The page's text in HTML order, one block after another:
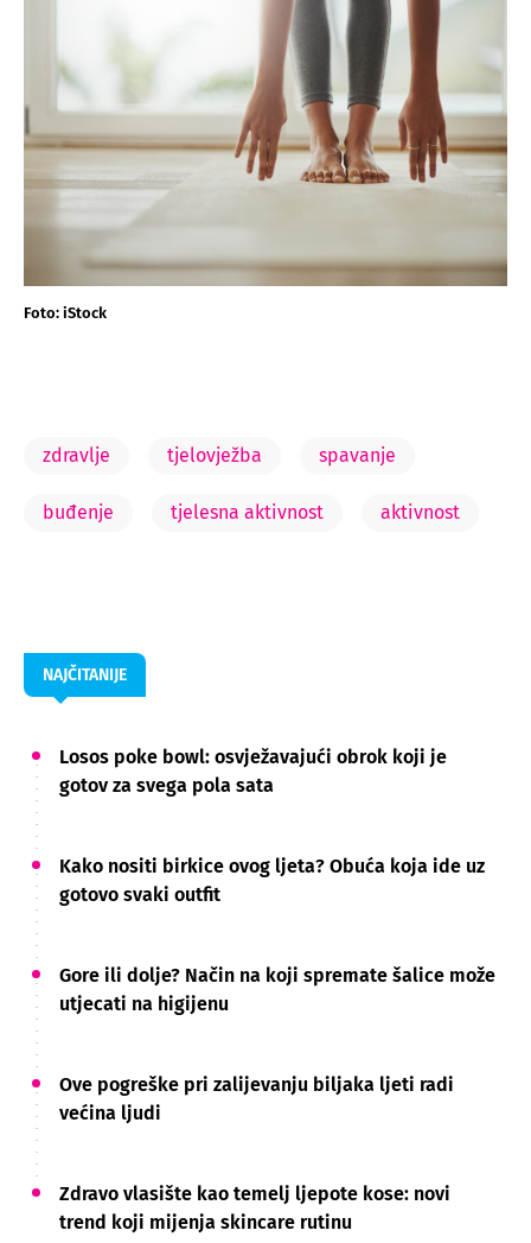
Foto: iStock
zdravlje tjelovježba spavanje
buđenje tjelesna aktivnost aktivnost
NAJČITANIJE
Losos poke bowl: osvježavajući obrok koji je
gotov za svega pola sata
Kako nositi birkice ovog ljeta? Obuća koja ide uz
gotovo svaki outfit
Gore ili dolje? Način na koji spremate šalice može
utjecati na higijenu
Ove pogreške pri zalijevanju biljaka ljeti radi
većina ljudi
Zdravo vlasište kao temelj ljepote kose: novi
trend koji mijenja skincare rutinu